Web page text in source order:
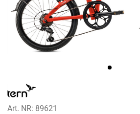
Art. NR: 89621